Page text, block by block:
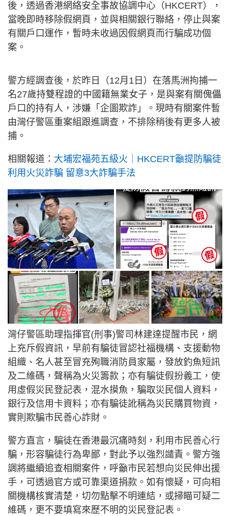
後，透過香港網絡安全事故協調中心（HKCERT），
當晚即時移除假網頁，並與相關銀行聯絡，停止與案
有關戶口運作，暫時未收過因假網頁而行騙成功個
案。
警方經調查後，於昨日（12月1日）在落馬洲拘捕一
名27歲持雙程證的中國籍無業女子，是與案有關傀儡
戶口的持有人，涉嫌「企圖欺詐」。現時有關案件暫
由灣仔警區重案組跟進調查，不排除稍後有更多人被
捕。
相關報道： 大埔宏福苑五級火｜HKCERT籲提防騙徒
利用火災詐騙 留意3大詐騙手法
灣仔警區助理指揮官(刑事)警司林建達提醒市民，網
上充斥假資訊，早前有騙徒冒認社福機構、支援動物
組織、名人甚至冒充殉職消防員家屬，發放釣魚短訊
及二維碼，聲稱為火災籌款；亦有騙徒假扮義工，使
用虛假災民登記表，混水摸魚，騙取災民個人資料，
銀行及信用卡資料；亦有騙徒訛稱為災民購買物資，
實則欺騙市民善心詐財。
警方直言，騙徒在香港最沉痛時刻，利用市民善心行
騙，形容騙徒行為卑鄙，對此予以強烈譴責。警方強
調將繼續追查相關案件，呼籲市民若想向災民伸出援
手，可透過官方或可靠渠道捐款。如有懷疑，可向相
關機構核實清楚，切勿點擊不明連結，或掃瞄可疑二
維碼，更不要填寫來歷不明的災民登記表。